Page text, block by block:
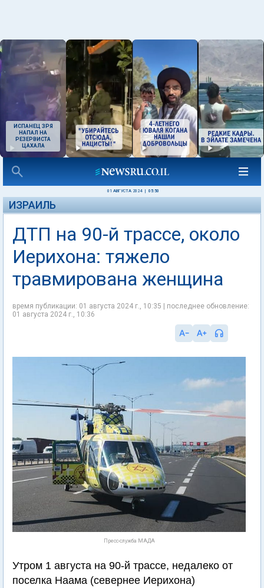
ИСПАНЕЦ ЗРЯ
НАПАЛ НА
РЕЗЕРВИСТА
ЦАХАЛА
01 АВГУСТА 2024 05:50
ИЗРАИЛЬ
ДТП на 90-й трассе, около
Иерихона: тяжело
травмирована женщина
время публикации: 01 августа 2024 г., 10:35 | последнее обновление:
01 августа 2024 г., 10:36
Пресс-служба МАДА
Утром 1 августа на 90-й трассе, недалеко от
поселка Наама (севернее Иерихона)